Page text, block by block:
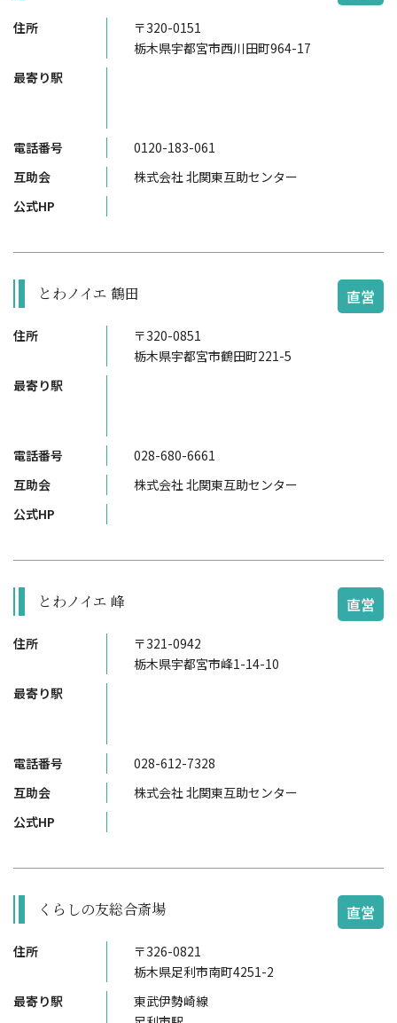
住所
〒320-0151
栃木県宇都宮市西川田町964-17
最寄り駅
電話番号
0120-183-061
互助会
株式会社 北関東互助センター
公式HP
とわノイエ 鶴田 直営
住所
〒320-0851
栃木県宇都宮市鶴田町221-5
最寄り駅
電話番号
028-680-6661
互助会
株式会社 北関東互助センター
公式HP
とわノイエ 峰 直営
住所
〒321-0942
栃木県宇都宮市峰1-14-10
最寄り駅
電話番号
028-612-7328
互助会
株式会社 北関東互助センター
公式HP
くらしの友総合斎場 直営
住所
〒326-0821
栃木県足利市南町4251-2
最寄り駅
東武伊勢崎線